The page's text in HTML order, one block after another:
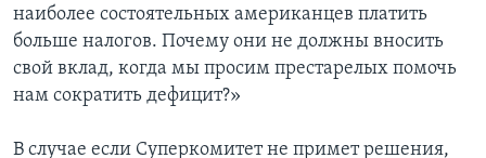
наиболее состоятельных американцев платить
больше налогов. Почему они не должны вносить
свой вклад, когда мы просим престарелых помочь
нам сократить дефицит?»
В случае если Суперкомитет не примет решения,